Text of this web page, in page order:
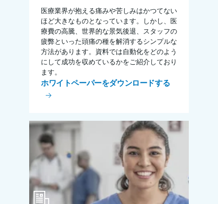
医療業界が抱える痛みや苦しみはかつてない
ほど大きなものとなっています。しかし、医
療費の高騰、世界的な景気後退、スタッフの
疲弊といった頭痛の種を解消するシンプルな
方法があります。資料では自動化をどのよう
にして成功を収めているかをご紹介しており
ます。
ホワイトペーパーをダウンロードする